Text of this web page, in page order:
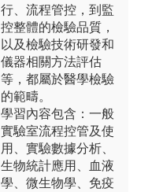
行、流程管控，到監
控整體的檢驗品質，
以及檢驗技術研發和
儀器相關方法評估
等，都屬於醫學檢驗
的範疇。
學習內容包含：一般
實驗室流程控管及使
用、實驗數據分析、
生物統計應用、血液
學、微生物學、免疫